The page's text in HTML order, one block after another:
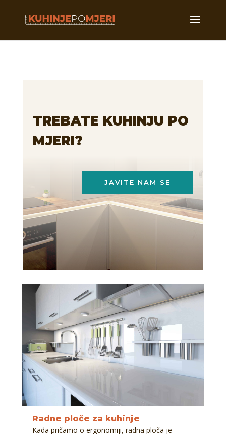
TREBATE KUHINJU PO
MJERI?
JAVITE NAM SE
Radne ploče za kuhinje
Kada pričamo o ergonomiji, radna ploča je